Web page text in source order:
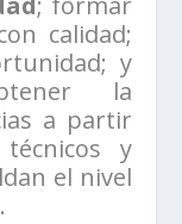
calidad;
y
la
a partir
y
el nivel